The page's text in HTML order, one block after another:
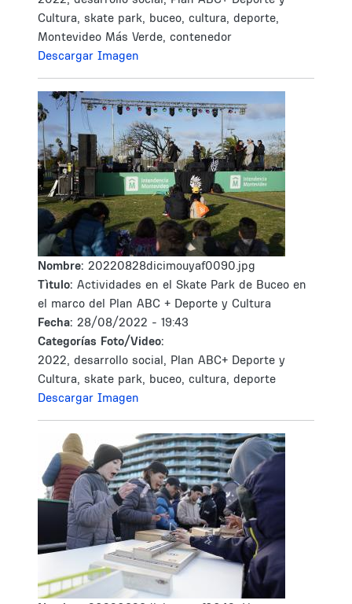
Cultura, skate park, buceo, cultura, deporte,
Montevideo Más Verde, contenedor
Descargar Imagen
Nombre: 20220828dicimouyaf0090.jpg
Tìtulo: Actividades en el Skate Park de Buceo en
el marco del Plan ABC + Deporte y Cultura
Fecha: 28/08/2022 - 19:43
Categorías Foto/Video:
2022, desarrollo social, Plan ABC+ Deporte y
Cultura, skate park, buceo, cultura, deporte
Descargar Imagen